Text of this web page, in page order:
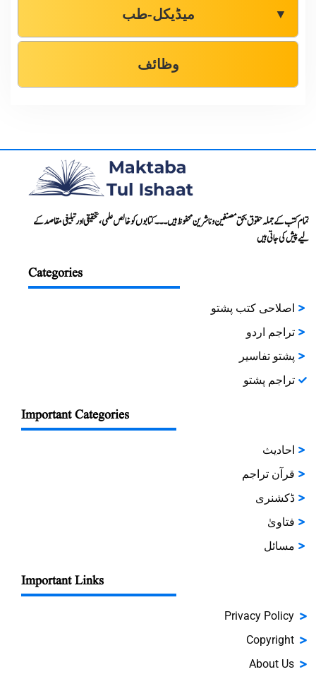
میڈیکل-طب ▼
وظائف
تمام کتب کے جملہ حقوق بحق مصنفین و ناشرین محفوظ ہیں۔۔۔ کتابوں کو خالص علمی، تحقیقی اور تبلیغی مقاصد کے
لیے پیش کی جاتی ہیں
Categories
اصلاحی کتب پشتو
تراجم اردو
پشتو تفاسیر
تراجم پشتو
Important Categories
احادیث
قرآن تراجم
ڈکشنری
فتاویٰ
مسائل
Important Links
Privacy Policy
Copyright
About Us